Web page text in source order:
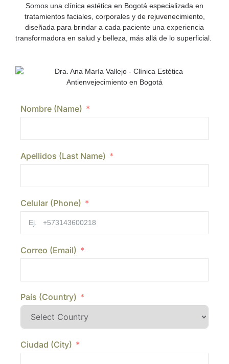
Somos una clínica estética en Bogotá especializada en
tratamientos faciales, corporales y de rejuvenecimiento,
diseñada para brindar a cada paciente una experiencia
transformadora en salud y belleza, más allá de lo superficial.
Nombre (Name)
Apellidos (Last Name)
Celular (Phone)
Correo (Email)
País (Country)
Ciudad (City)